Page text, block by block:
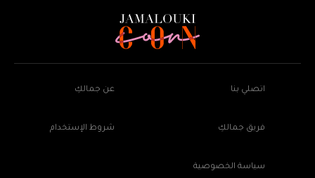
اتصلي بنا عن جمالكِ
فريق جمالكِ شروط الإستخدام
سياسة الخصوصية